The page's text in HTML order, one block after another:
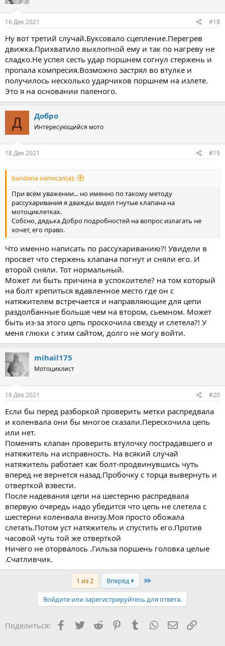
o
n
s
16 Дек 2021 #18
Ну вот третий случай.Буксовало сцепление.Перегрев
движка.Прихватило выхлопной ему и так по нагреву не
сладко.Не успел сесть удар поршнем согнул стержень и
пропала компресия.Возможно застрял во втулке и
получилось несколько ударчиков поршнем на излете.
Это я на основании паленого.
Д Добро
Интересующийся мото
18 Дек 2021 #19
bandana написал(а):
При всём уважении... но именно по такому методу
рассухаривания я дважды видел гнутые клапана на
мотоциклетках.
Собсно, дядька Добро подробностей на вопрос излагать не
хочет, его право.
Что именно написать по рассухариванию?! Увидели в
просвет что стержень клапана погнут и сняли его. И
второй сняли. Тот нормальный.
Может ли быть причина в успокоителе? на том который
на болт крепиться вдавленное место где он с
натяжителем встречается и направляющие для цепи
раздолбанные больше чем на втором, сьемном. Может
быть из-за этого цепь проскочила свезду и слетела?! У
меня глюки с этим сайтом, долго не могу войти.
mihail175
Мотоциклист
18 Дек 2021 #20
Если бы перед разборкой проверить метки распредвала
и коленвала они бы многое сказали.Перескочила цепь
или нет.
Поменять клапан проверить втулочку пострадавшего и
натяжитель на исправность. На всякий случай
натяжитель работает как болт-продвинувшись чуть
вперед не вернется назад.Пробочку с торца вывернуть и
отверткой взвести.
После надевания цепи на шестерню распредвала
впервую очередь надо убедится что цепь не слетела с
шестерни коленвала внизу.Моя просто обожала
слетать.Потом уст натяжитель и спустить его.Против
часовой чуть той же отверткой
Ничего не оторвалось .Гильза поршень головка целые
.Счатливчик.
1 из 2 Вперёд Last
Войдите или зарегистрируйтесь для ответа.
Поделиться: Facebook
TwitterReddit PinterestTumblr WhatsApp Ссылка